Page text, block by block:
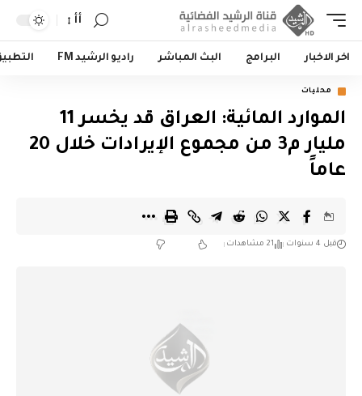
أأ
اخر الاخبار البرامج البث المباشر راديو الرشيد FM
محليات
الموارد المائية: العراق قد يخسر 11
مليار م3 من مجموع الإيرادات خلال 20
عاماً
قبل 4 سنوات 21 مشاهدات